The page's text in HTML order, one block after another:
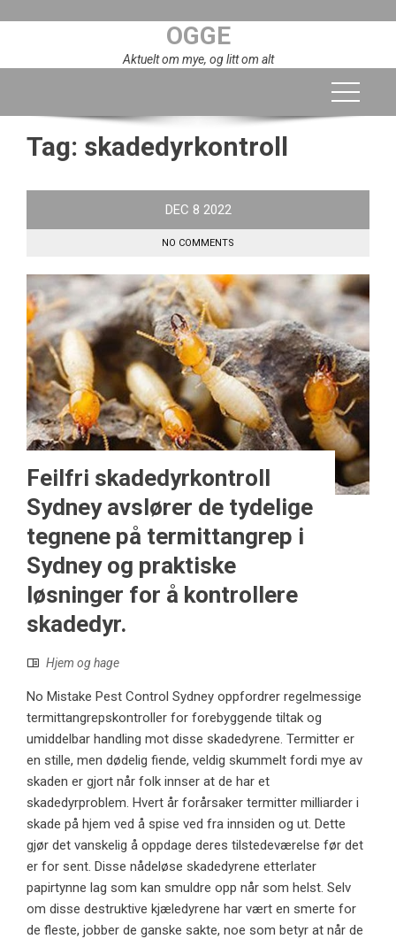
OGGE
Aktuelt om mye, og litt om alt
Tag: skadedyrkontroll
DEC 8 2022
NO COMMENTS
Feilfri skadedyrkontroll
Sydney avslører de tydelige
tegnene på termittangrep i
Sydney og praktiske
løsninger for å kontrollere
skadedyr.
Hjem og hage
No Mistake Pest Control Sydney oppfordrer regelmessige
termittangrepskontroller for forebyggende tiltak og
umiddelbar handling mot disse skadedyrene. Termitter er
en stille, men dødelig fiende, veldig skummelt fordi mye av
skaden er gjort når folk innser at de har et
skadedyrproblem. Hvert år forårsaker termitter milliarder i
skade på hjem ved å spise ved fra innsiden og ut. Dette
gjør det vanskelig å oppdage deres tilstedeværelse før det
er for sent. Disse nådeløse skadedyrene etterlater
papirtynne lag som kan smuldre opp når som helst. Selv
om disse destruktive kjæledyrene har vært en smerte for
de fleste, jobber de ganske sakte, noe som betyr at når de